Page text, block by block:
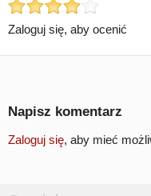
Zaloguj się, aby ocenić
Napisz komentarz
Zaloguj się, aby mieć